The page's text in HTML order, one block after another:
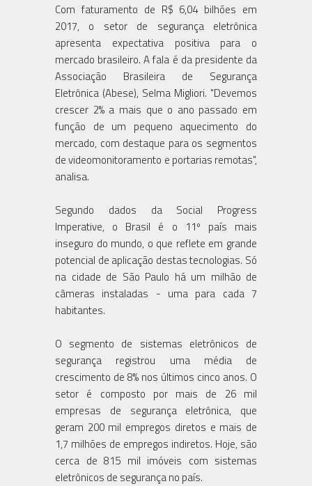
Com faturamento de R$ 6,04 bilhões em
2017, o setor de segurança eletrônica
apresenta expectativa positiva para o
mercado brasileiro. A fala é da presidente da
Associação Brasileira de Segurança
Eletrônica (Abese), Selma Migliori. "Devemos
crescer 2% a mais que o ano passado em
função de um pequeno aquecimento do
mercado, com destaque para os segmentos
de videomonitoramento e portarias remotas",
analisa.
Segundo dados da Social Progress
Imperative, o Brasil é o 11º país mais
inseguro do mundo, o que reflete em grande
potencial de aplicação destas tecnologias. Só
na cidade de São Paulo há um milhão de
câmeras instaladas - uma para cada 7
habitantes.
O segmento de sistemas eletrônicos de
segurança registrou uma média de
crescimento de 8% nos últimos cinco anos. O
setor é composto por mais de 26 mil
empresas de segurança eletrônica, que
geram 200 mil empregos diretos e mais de
1,7 milhões de empregos indiretos. Hoje, são
cerca de 815 mil imóveis com sistemas
eletrônicos de segurança no país.